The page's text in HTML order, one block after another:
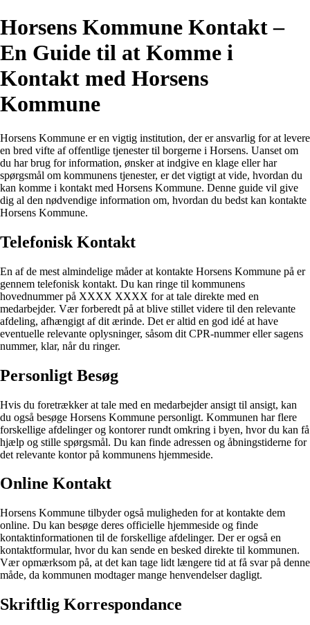
Horsens Kommune Kontakt –
En Guide til at Komme i
Kontakt med Horsens
Kommune
Horsens Kommune er en vigtig institution, der er ansvarlig for at levere
en bred vifte af offentlige tjenester til borgerne i Horsens. Uanset om
du har brug for information, ønsker at indgive en klage eller har
spørgsmål om kommunens tjenester, er det vigtigt at vide, hvordan du
kan komme i kontakt med Horsens Kommune. Denne guide vil give
dig al den nødvendige information om, hvordan du bedst kan kontakte
Horsens Kommune.
Telefonisk Kontakt
En af de mest almindelige måder at kontakte Horsens Kommune på er
gennem telefonisk kontakt. Du kan ringe til kommunens
hovednummer på XXXX XXXX for at tale direkte med en
medarbejder. Vær forberedt på at blive stillet videre til den relevante
afdeling, afhængigt af dit ærinde. Det er altid en god idé at have
eventuelle relevante oplysninger, såsom dit CPR-nummer eller sagens
nummer, klar, når du ringer.
Personligt Besøg
Hvis du foretrækker at tale med en medarbejder ansigt til ansigt, kan
du også besøge Horsens Kommune personligt. Kommunen har flere
forskellige afdelinger og kontorer rundt omkring i byen, hvor du kan få
hjælp og stille spørgsmål. Du kan finde adressen og åbningstiderne for
det relevante kontor på kommunens hjemmeside.
Online Kontakt
Horsens Kommune tilbyder også muligheden for at kontakte dem
online. Du kan besøge deres officielle hjemmeside og finde
kontaktinformationen til de forskellige afdelinger. Der er også en
kontaktformular, hvor du kan sende en besked direkte til kommunen.
Vær opmærksom på, at det kan tage lidt længere tid at få svar på denne
måde, da kommunen modtager mange henvendelser dagligt.
Skriftlig Korrespondance